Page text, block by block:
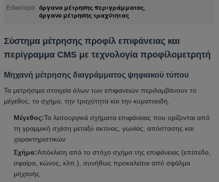
Ειδικότερα: όργανα μέτρησης περιγράμματος,
όργανο μέτρησης τραχύτητας
Σύστημα μέτρησης προφίλ επιφάνειας και
περίγραμμα CMS με τεχνολογία προφίλομετρητή
Μηχανή μέτρησης διαγράμματος ψηφιακού τύπου
Τα μετρήσιμα στοιχεία όλων των επιφανειών περιλαμβάνουν το
μέγεθος, το σχήμα, την τραχύτητα και την κυματοειδή.
Μέγεθος:Τα λειτουργικά σχήματα επιφάνειας που ορίζονται από
τη γραμμική σχέση μεταξύ ακτίνας, γωνίας, απόστασης και
χαρακτηριστικών
Σχήμα:Απόκλιση από το στόχο σχήμα της επιφάνειας (επίπεδο,
σφαίρα, κώνος, κλπ.), συνήθως προκαλείται από σφάλμα
μηχανής